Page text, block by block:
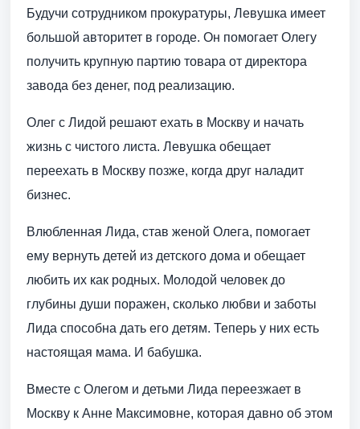
Будучи сотрудником прокуратуры, Левушка имеет
большой авторитет в городе. Он помогает Олегу
получить крупную партию товара от директора
завода без денег, под реализацию.
Олег с Лидой решают ехать в Москву и начать
жизнь с чистого листа. Левушка обещает
переехать в Москву позже, когда друг наладит
бизнес.
Влюбленная Лида, став женой Олега, помогает
ему вернуть детей из детского дома и обещает
любить их как родных. Молодой человек до
глубины души поражен, сколько любви и заботы
Лида способна дать его детям. Теперь у них есть
настоящая мама. И бабушка.
Вместе с Олегом и детьми Лида переезжает в
Москву к Анне Максимовне, которая давно об этом